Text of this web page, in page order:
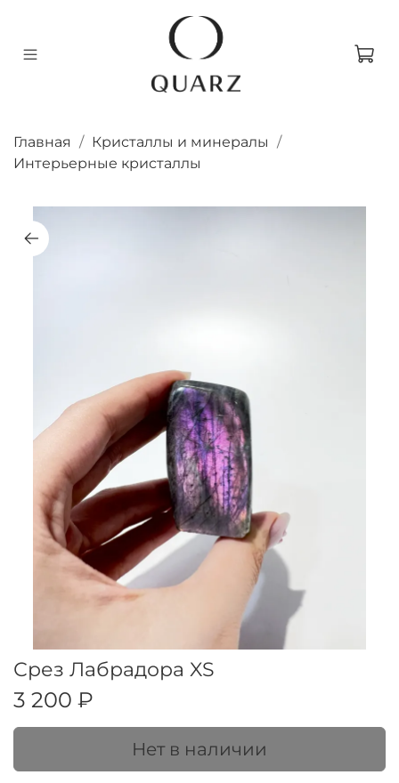
Главная
Кристаллы и минералы
Интерьерные кристаллы
Срез Лабрадора XS
3 200 ₽
Нет в наличии